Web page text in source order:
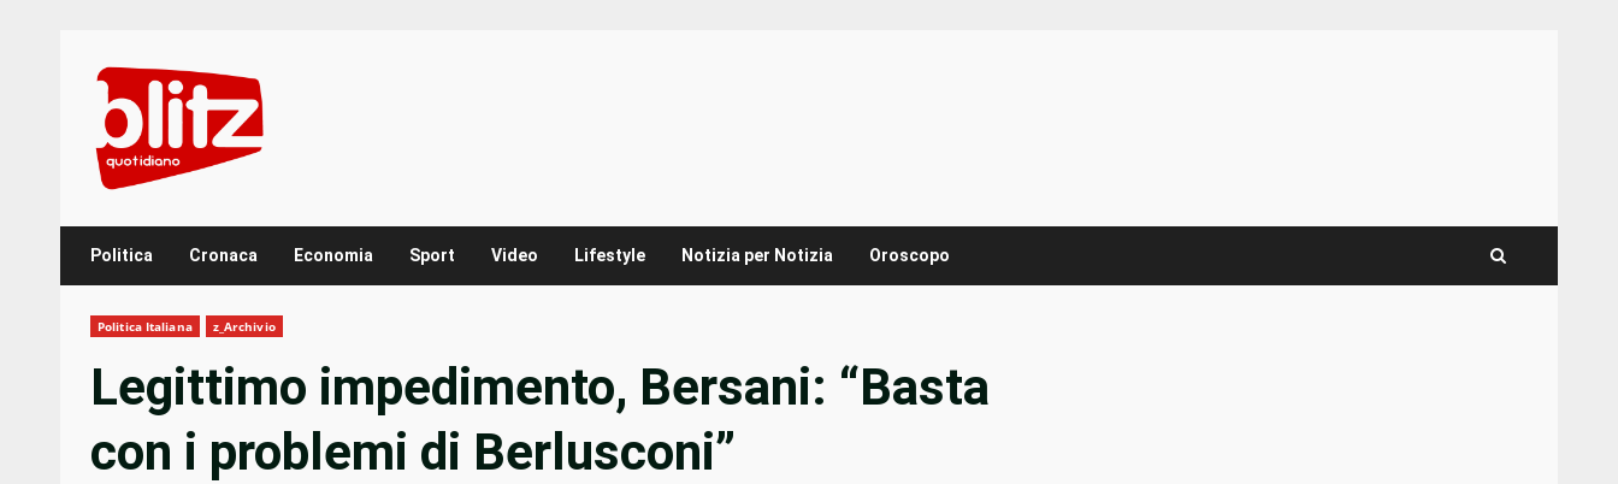
content
Politica Cronaca Economia Sport Video Lifestyle Notizia per Notizia Oroscopo
Politica Italiana z_Archivio
Legittimo impedimento, Bersani: “Basta
con i problemi di Berlusconi”